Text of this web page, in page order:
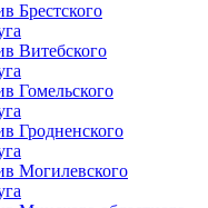
Брестского
Витебского
Гомельского
Гродненского
Могилевского